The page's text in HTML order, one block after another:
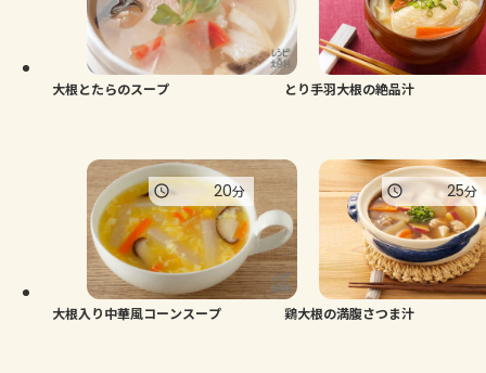
大根とたらのスープ とり手羽大根の絶品汁
大根入り中華風コーンスープ
20分
鶏大根の満腹さつま汁
25分